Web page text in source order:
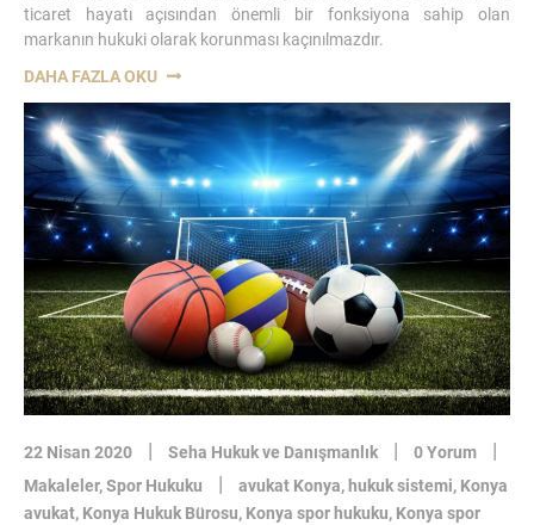
ticaret hayatı açısından önemli bir fonksiyona sahip olan
markanın hukuki olarak korunması kaçınılmazdır.
DAHA FAZLA OKU“MARKA
İPTAL
TALEBI
VE
MARKANIN
İPTAL
HALLERI-
KONYA
MARKA
PATENT
AVUKATI”
22 Nisan 2020 | Seha Hukuk ve Danışmanlık | 0 Yorum |
Makaleler,Spor Hukuku | avukat Konya, hukuk sistemi, Konya
avukat, Konya Hukuk Bürosu, Konya spor hukuku, Konya spor